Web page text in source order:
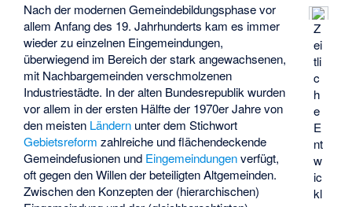
Z
ei
tli
c
h
e
E
nt
w
ic
kl
Nach der modernen Gemeindebildungsphase vor
allem Anfang des 19. Jahrhunderts kam es immer
wieder zu einzelnen Eingemeindungen,
überwiegend im Bereich der stark angewachsenen,
mit Nachbargemeinden verschmolzenen
Industriestädte. In der alten Bundesrepublik wurden
vor allem in der ersten Hälfte der 1970er Jahre von
den meisten Ländern unter dem Stichwort
Gebietsreform zahlreiche und flächendeckende
Gemeindefusionen und Eingemeindungenverfügt,
oft gegen den Willen der beteiligten Altgemeinden.
Zwischen den Konzepten der (hierarchischen)